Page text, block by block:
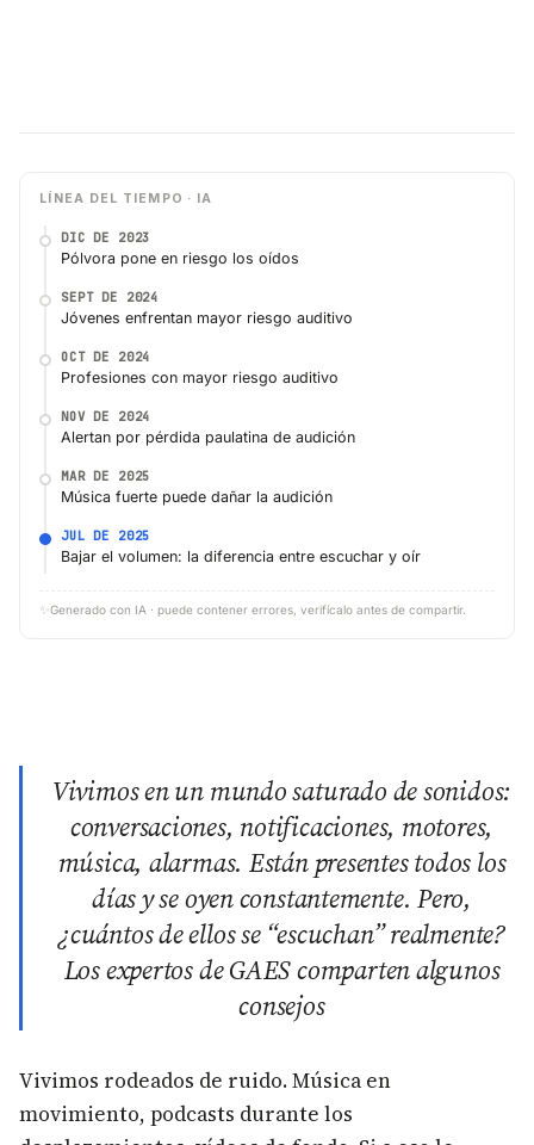
LÍNEA DEL TIEMPO · IA
DIC DE 2023
Pólvora pone en riesgo los oídos
SEPT DE 2024
Jóvenes enfrentan mayor riesgo auditivo
OCT DE 2024
Profesiones con mayor riesgo auditivo
NOV DE 2024
Alertan por pérdida paulatina de audición
MAR DE 2025
Música fuerte puede dañar la audición
JUL DE 2025
Bajar el volumen: la diferencia entre escuchar y oír
✨ Generado con IA · puede contener errores, verifícalo antes de compartir.
Vivimos en un mundo saturado de sonidos:
conversaciones, notificaciones, motores,
música, alarmas. Están presentes todos los
días y se oyen constantemente. Pero,
¿cuántos de ellos se “escuchan” realmente?
Los expertos de GAES comparten algunos
consejos
Vivimos rodeados de ruido. Música en
movimiento, podcasts durante los